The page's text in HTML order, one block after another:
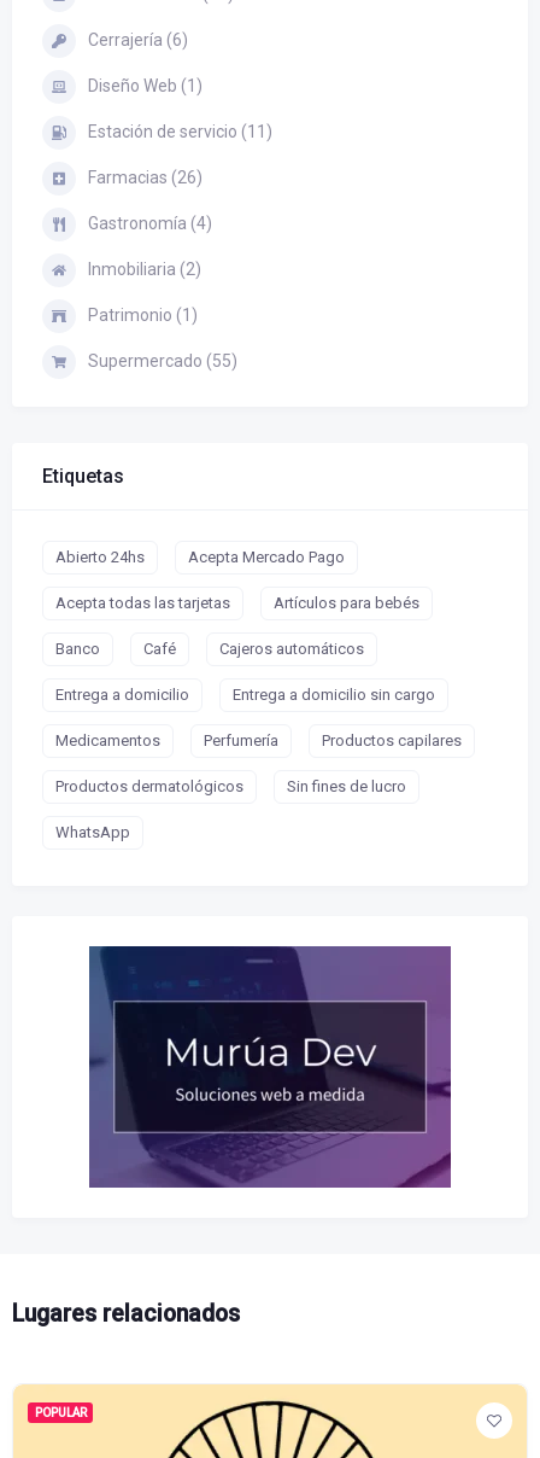
Cerrajería (6)
Diseño Web (1)
Estación de servicio (11)
Farmacias (26)
Gastronomía (4)
Inmobiliaria (2)
Patrimonio (1)
Supermercado (55)
Etiquetas
Abierto 24hs Acepta Mercado Pago
Acepta todas las tarjetas Artículos para bebés
Banco Café Cajeros automáticos
Entrega a domicilio Entrega a domicilio sin cargo
Medicamentos Perfumería Productos capilares
Productos dermatológicos Sin fines de lucro
WhatsApp
Lugares relacionados
POPULAR